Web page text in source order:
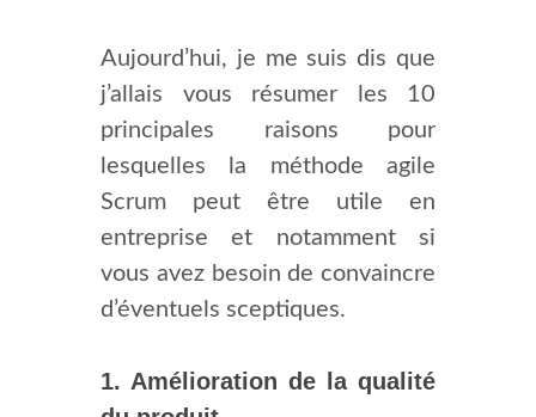
Aujourd’hui, je me suis dis que
j’allais vous résumer les 10
principales raisons pour
lesquelles la méthode agile
Scrum peut être utile en
entreprise et notamment si
vous avez besoin de convaincre
d’éventuels sceptiques.
1. Amélioration de la qualité